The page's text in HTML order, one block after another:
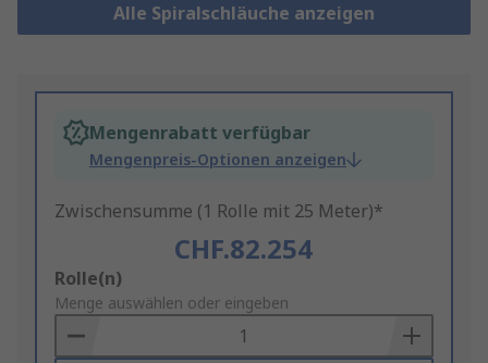
Alle Spiralschläuche anzeigen
Mengenrabatt verfügbar
Mengenpreis-Optionen anzeigen
Zwischensumme (1 Rolle mit 25 Meter)*
CHF.82.254
Add
to
Basket
Rolle(n)
Menge auswählen oder eingeben